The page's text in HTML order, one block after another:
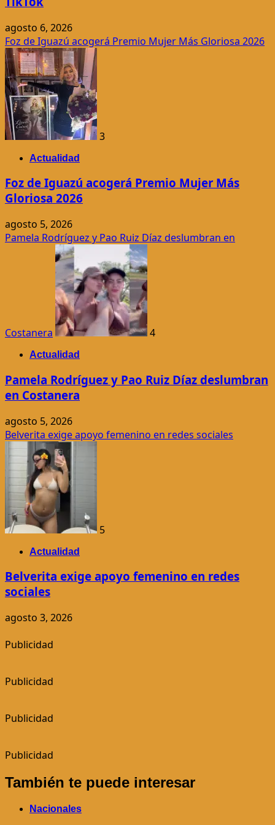
agosto 6, 2026
Foz de Iguazú acogerá Premio Mujer Más Gloriosa 2026
3
Actualidad
Foz de Iguazú acogerá Premio Mujer Más
Gloriosa 2026
agosto 5, 2026
Pamela Rodríguez y Pao Ruiz Díaz deslumbran en
Costanera 4
Actualidad
Pamela Rodríguez y Pao Ruiz Díaz deslumbran
en Costanera
agosto 5, 2026
Belverita exige apoyo femenino en redes sociales
5
Actualidad
Belverita exige apoyo femenino en redes
sociales
agosto 3, 2026
Publicidad
Publicidad
Publicidad
Publicidad
También te puede interesar
Nacionales